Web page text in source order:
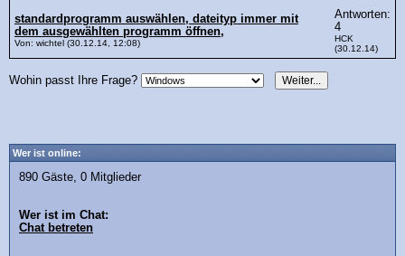
standardprogramm auswählen, dateityp immer mit
dem ausgewählten programm öffnen,
Von: wichtel (30.12.14, 12:08)
Antworten:
4
HCK
(30.12.14)
Wohin passt Ihre Frage?
Wer ist online:
890 Gäste, 0 Mitglieder
Wer ist im Chat:
Chat betreten